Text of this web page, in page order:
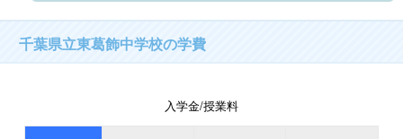
千葉県立東葛飾中学校の学費
入学金/授業料